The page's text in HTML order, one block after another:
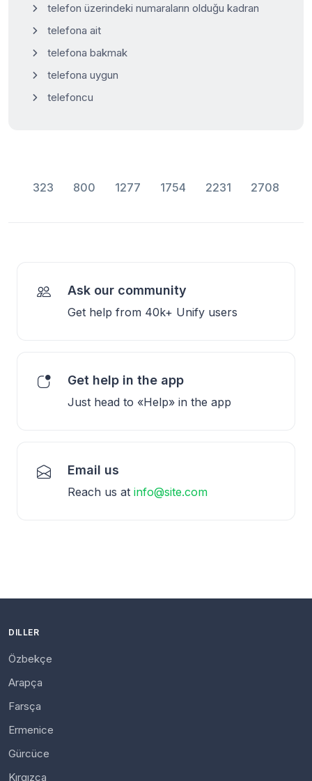
telefon üzerindeki numaraların olduğu kadran
telefona ait
telefona bakmak
telefona uygun
telefoncu
323 800 1277 1754 2231 2708
Ask our community
Get help from 40k+ Unify users
Get help in the app
Just head to «Help» in the app
Email us
Reach us at info@site.com
DILLER
Özbekçe
Arapça
Farsça
Ermenice
Gürcüce
Kırgızca